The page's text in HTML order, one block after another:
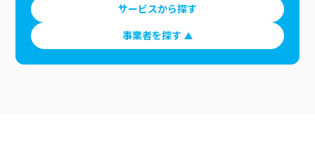
サービスから探す
事業者を探す